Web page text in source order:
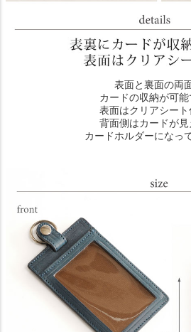
表面と裏面の両
カードの収納が可能
表面はクリアシー
背面側はカードが
カードホルダーになっ